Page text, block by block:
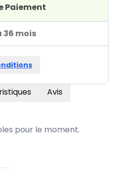
Paiement
36 mois
Avis
pour le moment.